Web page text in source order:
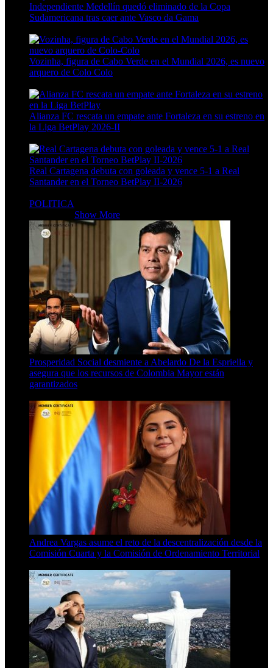
Independiente Medellín quedó eliminado de la Copa
Sudamericana tras caer ante Vasco da Gama
Vozinha, figura de Cabo Verde en el Mundial 2026, es nuevo
arquero de Colo Colo
Alianza FC rescata un empate ante Fortaleza en su estreno en
la Liga BetPlay 2026-II
Real Cartagena debuta con goleada y vence 5-1 a Real
Santander en el Torneo BetPlay II-2026
POLITICA
Show More
Prosperidad Social desmiente a Abelardo De la Espriella y
asegura que los recursos de Colombia Mayor están
garantizados
Andrea Vargas asume el reto de la descentralización desde la
Comisión Cuarta y la Comisión de Ordenamiento Territorial